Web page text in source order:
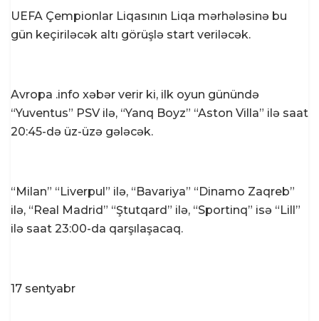
UEFA Çempionlar Liqasının Liqa mərhələsinə bu
gün keçiriləcək altı görüşlə start veriləcək.
Avropa .info xəbər verir ki, ilk oyun günündə
“Yuventus” PSV ilə, “Yanq Boyz” “Aston Villa” ilə saat
20:45-də üz-üzə gələcək.
“Milan” “Liverpul” ilə, “Bavariya” “Dinamo Zaqreb”
ilə, “Real Madrid” “Ştutqard” ilə, “Sportinq” isə “Lill”
ilə saat 23:00-da qarşılaşacaq.
17 sentyabr